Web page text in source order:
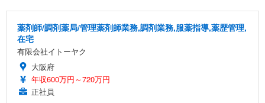
薬剤師/調剤薬局/管理薬剤師業務,調剤業務,服薬指導,薬歴管理,
在宅
有限会社イトーヤク
大阪府
年収600万円～720万円
正社員